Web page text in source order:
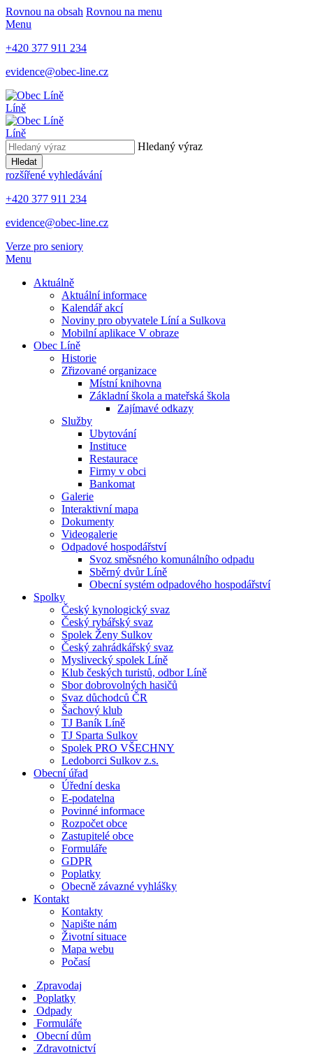
Rovnou na obsah Rovnou na menu
Menu
+420 377 911 234
evidence@obec-line.cz
Líně
Líně
Hledaný výraz
Hledat
rozšířené vyhledávání
+420 377 911 234
evidence@obec-line.cz
Verze pro seniory
Menu
Aktuálně
Aktuální informace
Kalendář akcí
Noviny pro obyvatele Líní a Sulkova
Mobilní aplikace V obraze
Obec Líně
Historie
Zřizované organizace
Místní knihovna
Základní škola a mateřská škola
Zajímavé odkazy
Služby
Ubytování
Instituce
Restaurace
Firmy v obci
Bankomat
Galerie
Interaktivní mapa
Dokumenty
Videogalerie
Odpadové hospodářství
Svoz směsného komunálního odpadu
Sběrný dvůr Líně
Obecní systém odpadového hospodářství
Spolky
Český kynologický svaz
Český rybářský svaz
Spolek Ženy Sulkov
Český zahrádkářský svaz
Myslivecký spolek Líně
Klub českých turistů, odbor Líně
Sbor dobrovolných hasičů
Svaz důchodců ČR
Šachový klub
TJ Baník Líně
TJ Sparta Sulkov
Spolek PRO VŠECHNY
Ledoborci Sulkov z.s.
Obecní úřad
Úřední deska
E-podatelna
Povinné informace
Rozpočet obce
Zastupitelé obce
Formuláře
GDPR
Poplatky
Obecně závazné vyhlášky
Kontakt
Kontakty
Napište nám
Životní situace
Mapa webu
Počasí
Zpravodaj
Poplatky
Odpady
Formuláře
Obecní dům
Zdravotnictví